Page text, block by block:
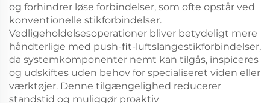
og forhindrer løse forbindelser, som ofte opstår ved
konventionelle stikforbindelser.
Vedligeholdelsesoperationer bliver betydeligt mere
håndterlige med push-fit-luftslangestikforbindelser,
da systemkomponenter nemt kan tilgås, inspiceres
og udskiftes uden behov for specialiseret viden eller
værktøjer. Denne tilgængelighed reducerer
standstid og muliggør proaktiv